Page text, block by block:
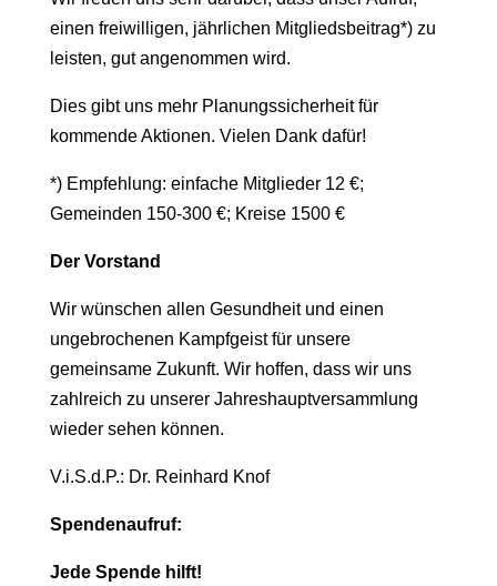
einen freiwilligen, jährlichen Mitgliedsbeitrag*) zu
leisten, gut angenommen wird.
Dies gibt uns mehr Planungssicherheit für
kommende Aktionen. Vielen Dank dafür!
*) Empfehlung: einfache Mitglieder 12 €;
Gemeinden 150-300 €; Kreise 1500 €
Der Vorstand
Wir wünschen allen Gesundheit und einen
ungebrochenen Kampfgeist für unsere
gemeinsame Zukunft. Wir hoffen, dass wir uns
zahlreich zu unserer Jahreshauptversammlung
wieder sehen können.
V.i.S.d.P.: Dr. Reinhard Knof
Spendenaufruf:
Jede Spende hilft!